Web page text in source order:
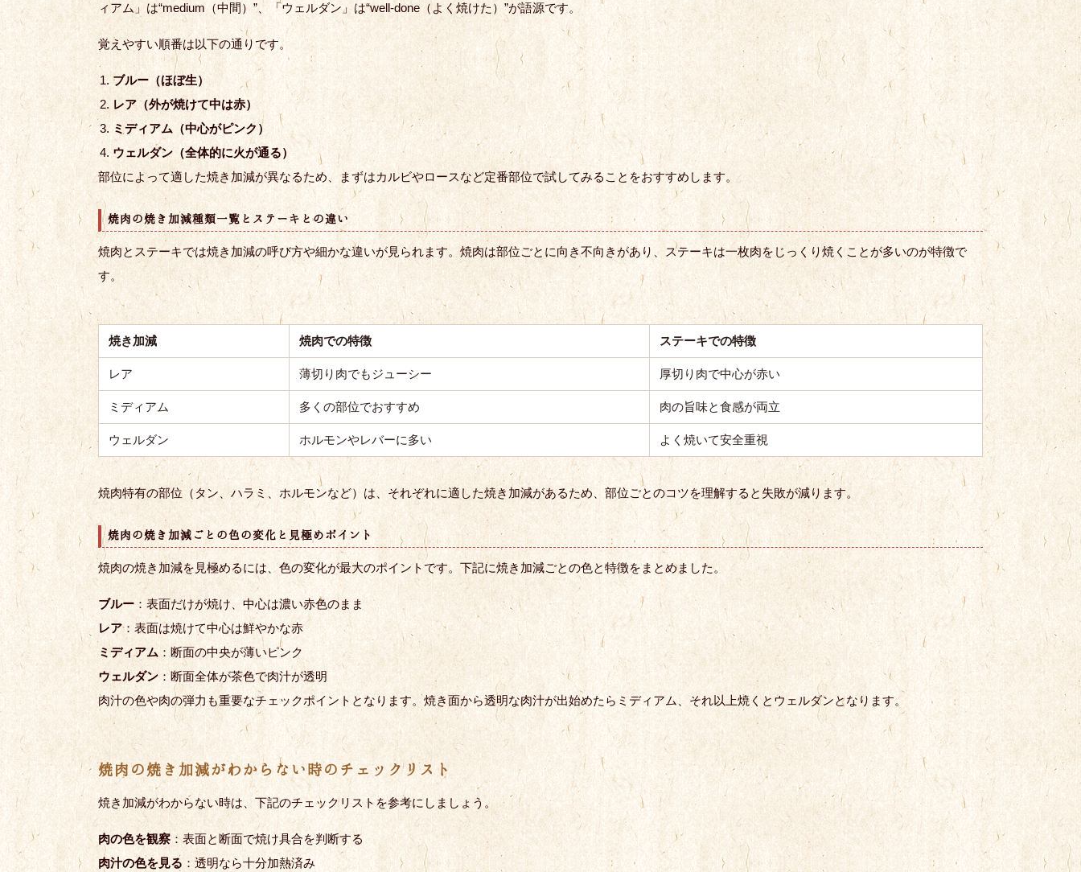
ィアム」は“medium（中間）”、「ウェルダン」は“well-done（よく焼けた）”が語源です。
覚えやすい順番は以下の通りです。
ブルー（ほぼ生）
レア（外が焼けて中は赤）
ミディアム（中心がピンク）
ウェルダン（全体的に火が通る）
部位によって適した焼き加減が異なるため、まずはカルビやロースなど定番部位で試してみることをおすすめします。
焼肉の焼き加減種類一覧とステーキとの違い
焼肉とステーキでは焼き加減の呼び方や細かな違いが見られます。焼肉は部位ごとに向き不向きがあり、ステーキは一枚肉をじっくり焼くことが多いのが特徴で
す。
焼き加減 焼肉での特徴 ステーキでの特徴
レア 薄切り肉でもジューシー 厚切り肉で中心が赤い
ミディアム 多くの部位でおすすめ 肉の旨味と食感が両立
ウェルダン ホルモンやレバーに多い よく焼いて安全重視
焼肉特有の部位（タン、ハラミ、ホルモンなど）は、それぞれに適した焼き加減があるため、部位ごとのコツを理解すると失敗が減ります。
焼肉の焼き加減ごとの色の変化と見極めポイント
焼肉の焼き加減を見極めるには、色の変化が最大のポイントです。下記に焼き加減ごとの色と特徴をまとめました。
ブルー：表面だけが焼け、中心は濃い赤色のまま
レア：表面は焼けて中心は鮮やかな赤
ミディアム：断面の中央が薄いピンク
ウェルダン：断面全体が茶色で肉汁が透明
肉汁の色や肉の弾力も重要なチェックポイントとなります。焼き面から透明な肉汁が出始めたらミディアム、それ以上焼くとウェルダンとなります。
焼肉の焼き加減がわからない時のチェックリスト
焼き加減がわからない時は、下記のチェックリストを参考にしましょう。
肉の色を観察：表面と断面で焼け具合を判断する
肉汁の色を見る：透明なら十分加熱済み